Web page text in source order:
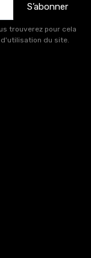
S’abonner
trouverez pour cela
du site.